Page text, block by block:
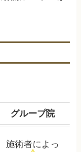
グループ院
施術者によっ